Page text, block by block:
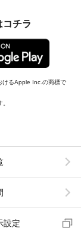
チラ
けるApple Inc.の商標で
設定